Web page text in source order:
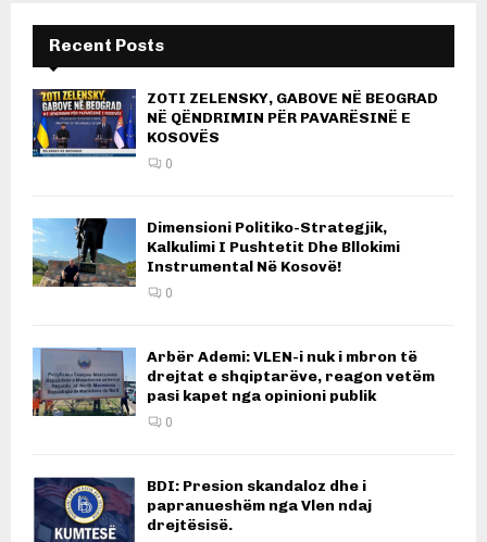
Recent Posts
ZOTI ZELENSKY, GABOVE NË BEOGRAD
NË QËNDRIMIN PËR PAVARËSINË E
KOSOVËS
0
Dimensioni Politiko-Strategjik,
Kalkulimi I Pushtetit Dhe Bllokimi
Instrumental Në Kosovë!
0
Arbër Ademi: VLEN-i nuk i mbron të
drejtat e shqiptarëve, reagon vetëm
pasi kapet nga opinioni publik
0
BDI: Presion skandaloz dhe i
papranueshëm nga Vlen ndaj
drejtësisë.